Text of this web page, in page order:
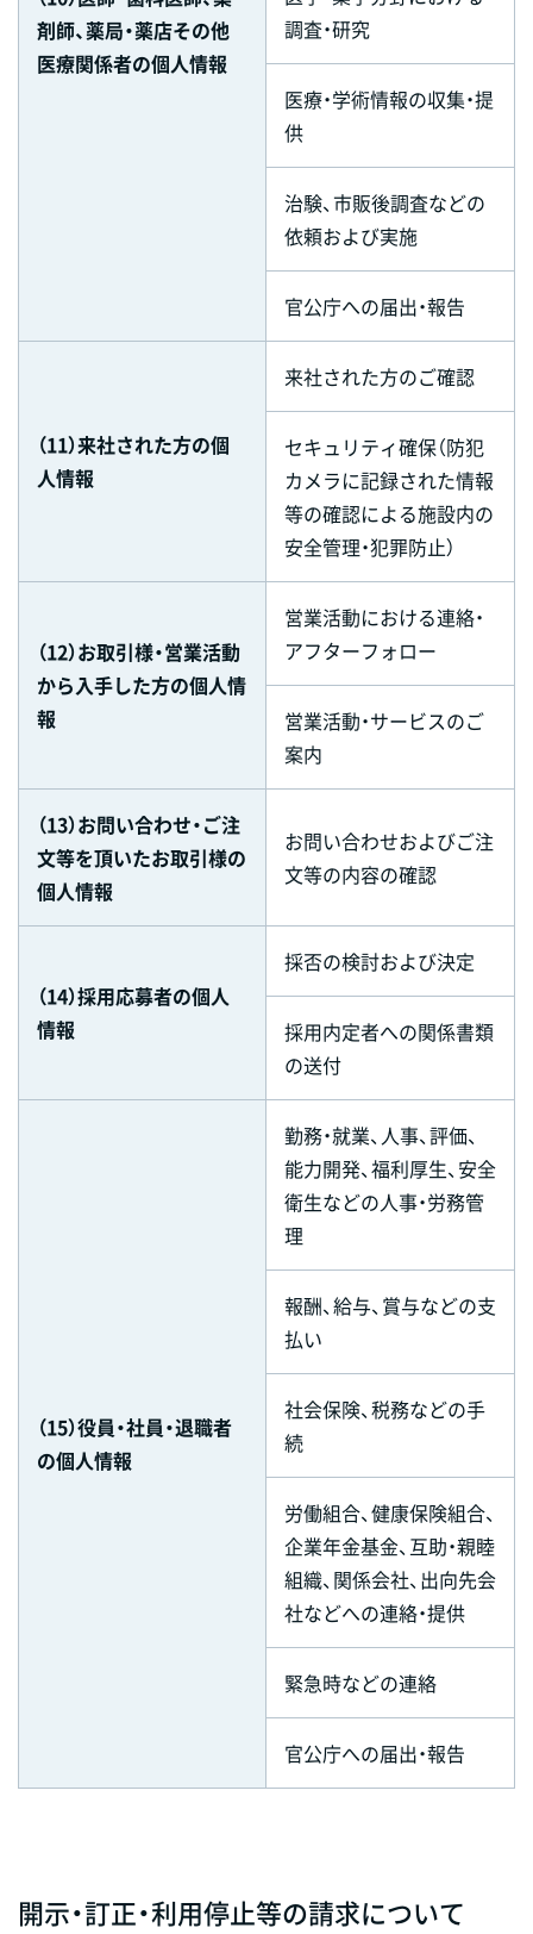
剤師、薬局・薬店その他
医療関係者の個人情報
調査・研究
医療・学術情報の収集・提
供
治験、市販後調査などの
依頼および実施
官公庁への届出・報告
（11）来社された方の個
人情報
来社された方のご確認
セキュリティ確保（防犯
カメラに記録された情報
等の確認による施設内の
安全管理・犯罪防止）
（12）お取引様・営業活動
から入手した方の個人情
報
営業活動における連絡・
アフターフォロー
営業活動・サービスのご
案内
（13）お問い合わせ・ご注
文等を頂いたお取引様の
個人情報
お問い合わせおよびご注
文等の内容の確認
（14）採用応募者の個人
情報
採否の検討および決定
採用内定者への関係書類
の送付
（15）役員・社員・退職者
の個人情報
勤務・就業、人事、評価、
能力開発、福利厚生、安全
衛生などの人事・労務管
理
報酬、給与、賞与などの支
払い
社会保険、税務などの手
続
労働組合、健康保険組合、
企業年金基金、互助・親睦
組織、関係会社、出向先会
社などへの連絡・提供
緊急時などの連絡
官公庁への届出・報告
開示・訂正・利用停止等の請求について